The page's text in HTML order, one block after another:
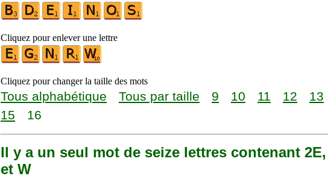
Cliquez pour enlever une lettre
Cliquez pour changer la taille des mots
Tous alphabétique Tous par taille 9 10 11 12 13
15
16
Il y a un seul mot de seize lettres contenant 2E,
et W